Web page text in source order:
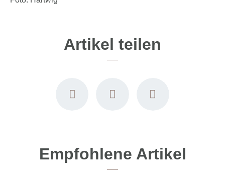
Artikel teilen
Empfohlene Artikel